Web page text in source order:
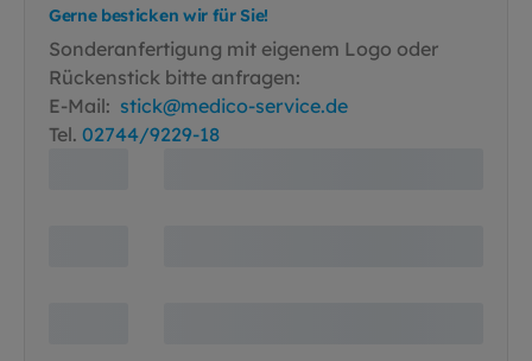
Gerne besticken wir für Sie!
Sonderanfertigung mit eigenem Logo oder
Rückenstick bitte anfragen:
E-Mail: stick@medico-service.de
Tel. 02744/9229-18